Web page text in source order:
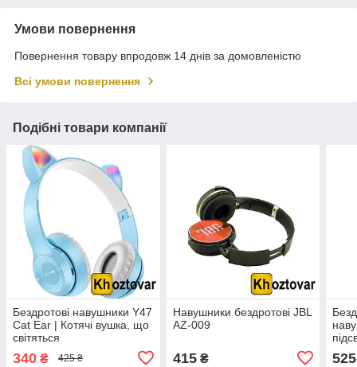
Умови повернення
Повернення товару впродовж 14 днів за домовленістю
Всі умови повернення
Подібні товари компанії
Бездротові навушники Y47
Cat Ear | Котячі вушка, що
світяться
340 ₴ 425 ₴
Навушники бездротові JBL
AZ-009
415₴ 525